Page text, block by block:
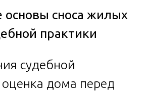
основы сноса жилых
практики
судебной
оценка дома перед